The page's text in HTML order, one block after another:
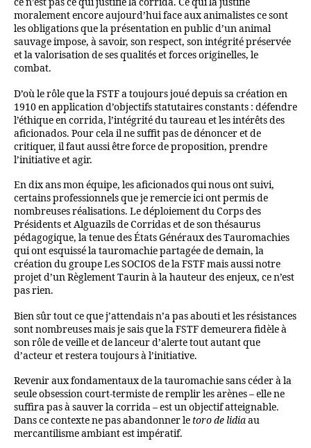
ce n’est pas ce qui justifie la corrida. Ce qui la justifie
moralement encore aujourd’hui face aux animalistes ce sont
les obligations que la présentation en public d’un animal
sauvage impose, à savoir, son respect, son intégrité préservée
et la valorisation de ses qualités et forces originelles, le
combat.
D’où le rôle que la FSTF a toujours joué depuis sa création en
1910 en application d’objectifs statutaires constants : défendre
l’éthique en corrida, l’intégrité du taureau et les intérêts des
aficionados. Pour cela il ne suffit pas de dénoncer et de
critiquer, il faut aussi être force de proposition, prendre
l’initiative et agir.
En dix ans mon équipe, les aficionados qui nous ont suivi,
certains professionnels que je remercie ici ont permis de
nombreuses réalisations. Le déploiement du Corps des
Présidents et Alguazils de Corridas et de son thésaurus
pédagogique, la tenue des États Généraux des Tauromachies
qui ont esquissé la tauromachie partagée de demain, la
création du groupe Les SOCIOS de la FSTF mais aussi notre
projet d’un Règlement Taurin à la hauteur des enjeux, ce n’est
pas rien.
Bien sûr tout ce que j’attendais n’a pas abouti et les résistances
sont nombreuses mais je sais que la FSTF demeurera fidèle à
son rôle de veille et de lanceur d’alerte tout autant que
d’acteur et restera toujours à l’initiative.
Revenir aux fondamentaux de la tauromachie sans céder à la
seule obsession court-termiste de remplir les arènes – elle ne
suffira pas à sauver la corrida – est un objectif atteignable.
Dans ce contexte ne pas abandonner le toro de lidiaau
mercantilisme ambiant est impératif.